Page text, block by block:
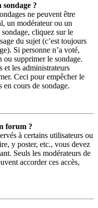
?
ne peuvent être
un modérateur ou un
cliquez sur le
du sujet (c’est toujours
Si personne n’a voté,
ou supprimer le sondage.
et les administrateurs
Ceci pour empêcher le
en cours de sondage.
forum ?
à certains utilisateurs ou
y poster, etc., vous devez
Seuls les modérateurs de
accorder ces accès,